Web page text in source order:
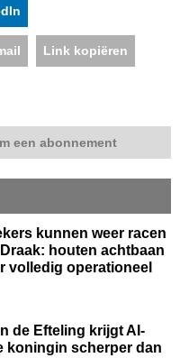
Link kopiëren
een abonnement
kunnen weer racen
houten achtbaan
volledig operationeel
de Efteling krijgt AI-
koningin scherper dan